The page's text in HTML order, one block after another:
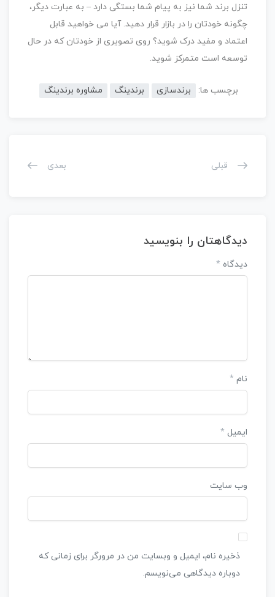
تنزل برند شما نیز به پیام شما بستگی دارد – به عبارت دیگر،
چگونه خودتان را در بازار قرار دهید. آیا می خواهید قابل
اعتماد و مفید درک شوید؟ روی تصویری از خودتان که در حال
توسعه است متمرکز شوید.
برچسب ها: برندسازی برندینگ مشاوره برندینگ
قبلی بعدی
دیدگاهتان را بنویسید
دیدگاه *
نام *
ایمیل *
وب‌ سایت
ذخیره نام، ایمیل و وبسایت من در مرورگر برای زمانی که
دوباره دیدگاهی می‌نویسم.